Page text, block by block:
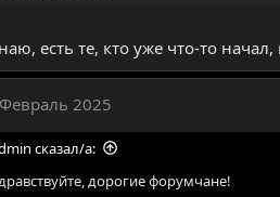
есть те, кто уже что-то
2025
сказал/а:
дорогие форумчане!